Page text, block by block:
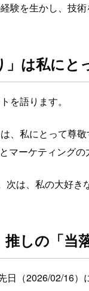
験を生かし、技
」は私にと
を語ります。
、私にとって尊
マーケティング
次は、私の大好
推しの「当
日（2026/02/16